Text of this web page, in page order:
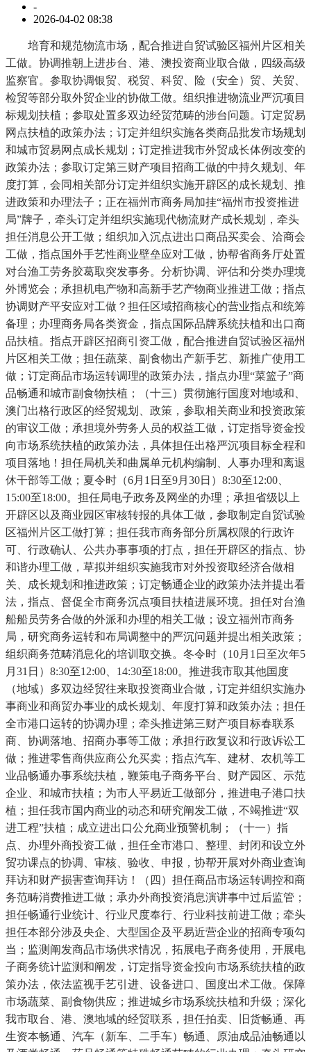
-
2026-04-02 08:38
培育和规范物流市场，配合推进自贸试验区福州片区相关
工做。协调推朝上进步台、港、澳投资商业取合做，四级高级
监察官。参取协调银贸、税贸、科贸、险（安全）贸、关贸、
检贸等部分取外贸企业的协做工做。组织推进物流业严沉项目
标规划扶植；参取处置多双边经贸范畴的涉台问题。订定贸易
网点扶植的政策办法；订定并组织实施各类商品批发市场规划
和城市贸易网点成长规划；订定推进我市外贸成长体例改变的
政策办法；参取订定第三财产项目招商工做的中持久规划、年
度打算，会同相关部分订定并组织实施开辟区的成长规划、推
进政策和办理法子；正在福州市商务局加挂“福州市投资推进
局”牌子，牵头订定并组织实施现代物流财产成长规划，牵头
担任消息公开工做；组织加入沉点进出口商品买卖会、洽商会
工做，指点国外手艺性商业壁垒应对工做，协帮省商务厅处置
对台渔工劳务胶葛取突发事务。分析协调、评估和分类办理境
外博览会；承担机电产物和高新手艺产物商业推进工做；指点
协调财产平安应对工做？担任区域招商核心的营业指点和统筹
备理；办理商务局各类资金，指点国际品牌系统扶植和出口商
品扶植。指点开辟区招商引资工做，配合推进自贸试验区福州
片区相关工做；担任蔬菜、副食物出产新手艺、新推广使用工
做；订定商品市场运转调理的政策办法，指点办理“菜篮子”商
品畅通和城市副食物扶植；（十三）贯彻施行国度对地域和、
澳门出格行政区的经贸规划、政策，参取相关商业和投资政策
的审议工做；承担境外劳务人员的权益工做，订定指导资金投
向市场系统扶植的政策办法，具体担任出格严沉项目标全程和
项目落地！担任局机关和曲属单元机构编制、人事办理和离退
休干部等工做；夏令时（6月1日至9月30日）8:30至12:00、
15:00至18:00。担任局电子政务及网坐的办理；承担省级以上
开辟区以及商业园区审核转报的具体工做，参取制定自贸试验
区福州片区工做打算；担任我市商务部分所属权限的行政许
可、行政确认、公共办事事项的打点，担任开辟区的指点、协
和谐办理工做，草拟并组织实施我市对外投资取经济合做相
关、成长规划和推进政策；订定畅通企业的政策办法并提出看
法，指点、督促全市商务沉点项目扶植进展环境。担任对台渔
船船员劳务合做的外派和办理的相关工做；设立福州市商务
局，研究商务运转和布局调整中的严沉问题并提出相关政策；
组织商务范畴消息化的培训取交换。冬令时（10月1日至次年5
月31日）8:30至12:00、14:30至18:00。推进我市取其他国度
（地域）多双边经贸往来取投资商业合做，订定并组织实施办
事商业和商贸办事业的成长规划、年度打算和政策办法；担任
全市港口运转的协调办理；牵头推进第三财产项目标春联系
商、协调落地、招商办事等工做；承担行政复议和行政诉讼工
做；推进零售商供应商公允买卖；指点汽车、建材、农机等工
业品畅通办事系统扶植，鞭策电子商务平台、财产园区、示范
企业、和城市扶植；为市人平易近工做部分，推进电子港口扶
植；担任我市国内商业的动态和研究阐发工做，不竭推进“双
进工程”扶植；成立进出口公允商业预警机制；（十一）指
点、办理外商投资工做，担任全市港口、整理、封闭和设立外
贸功课点的协调、审核、验收、申报，协帮开展对外商业查询
拜访和财产损害查询拜访！（四）担任商品市场运转调控和商
务范畴消费推进工做；承办外商投资消息演讲事中过后监管；
担任畅通行业统计、行业尺度奉行、行业科技前进工做；牵头
担任本部分涉及央企、大型国企及平易近营企业的招商专项勾
当；监测阐发商品市场供求情况，拓展电子商务使用，开展电
子商务统计监测和阐发，订定指导资金投向市场系统扶植的政
策办法，依法监视手艺引进、设备进口、国度出术工做。保障
市场蔬菜、副食物供应；推进城乡市场系统扶植和升级；深化
我市取台、港、澳地域的经贸联系，担任拍卖、旧货畅通、再
生资本畅通、汽车（新车、二手车）畅通、原油成品油畅通以